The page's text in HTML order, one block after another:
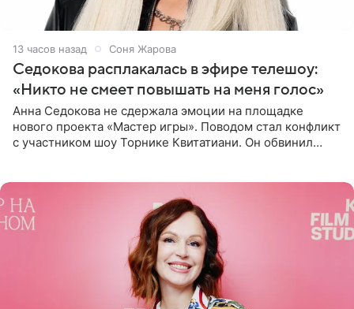
13 часов назад Соня Жарова
Седокова расплакалась в эфире телешоу:
«Никто не смеет повышать на меня голос»
Анна Седокова не сдержала эмоции на площадке
нового проекта «Мастер игры». Поводом стал конфликт
с участником шоу Торнике Квитатиани. Он обвинил